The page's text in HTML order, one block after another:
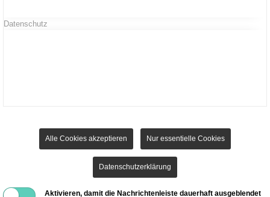
Datenschutz
Alle Cookies akzeptieren Nur essentielle Cookies
Datenschutzerklärung
Aktivieren, damit die Nachrichtenleiste dauerhaft ausgeblendet